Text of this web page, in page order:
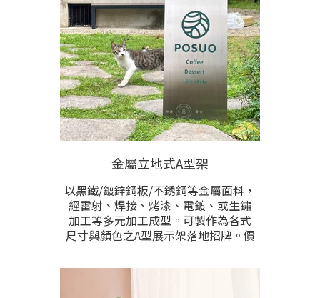
金屬立地式A型架
以黑鐵/鍍鋅鋼板/不銹鋼等金屬面料，
經雷射、焊接、烤漆、電鍍、或生鏽
加工等多元加工成型。可製作為各式
尺寸與顏色之A型展示架落地招牌。價
供預計製作尺寸與樣式需求洽詢。